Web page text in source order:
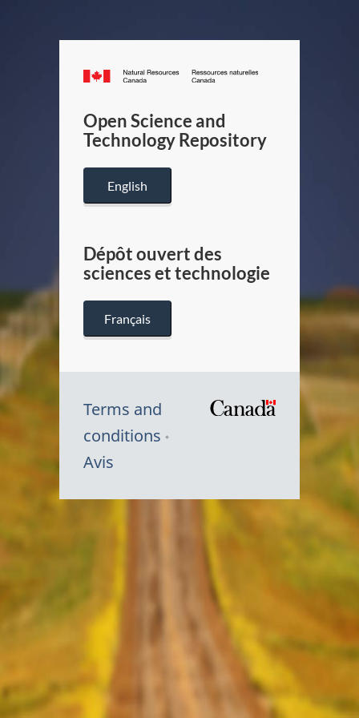
Canada.ca
/
Canada
Open Science and
Technology Repository
English
Dépôt ouvert des
sciences et technologie
Français
Terms and
conditions
Avis
Symbole
Canada